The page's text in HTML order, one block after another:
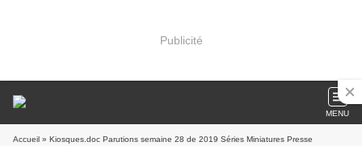
Publicité
MENU
Accueil » Kiosques.doc Parutions semaine 28 de 2019 Séries Miniatures Presse